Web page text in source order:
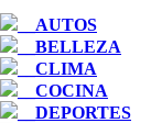
__AUTOS
__BELLEZA
__CLIMA
__COCINA
__DEPORTES